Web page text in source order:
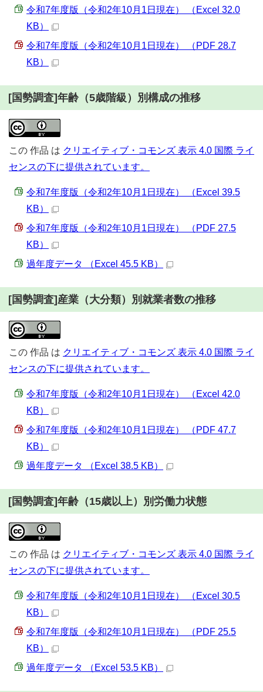
令和7年度版（令和2年10月1日現在） （Excel 32.0
KB）
令和7年度版（令和2年10月1日現在） （PDF 28.7
KB）
[国勢調査]年齢（5歳階級）別構成の推移
この 作品 は クリエイティブ・コモンズ 表示 4.0 国際 ライ
センスの下に提供されています。
令和7年度版（令和2年10月1日現在） （Excel 39.5
KB）
令和7年度版（令和2年10月1日現在） （PDF 27.5
KB）
過年度データ （Excel 45.5 KB）
[国勢調査]産業（大分類）別就業者数の推移
この 作品 は クリエイティブ・コモンズ 表示 4.0 国際 ライ
センスの下に提供されています。
令和7年度版（令和2年10月1日現在） （Excel 42.0
KB）
令和7年度版（令和2年10月1日現在） （PDF 47.7
KB）
過年度データ （Excel 38.5 KB）
[国勢調査]年齢（15歳以上）別労働力状態
この 作品 は クリエイティブ・コモンズ 表示 4.0 国際 ライ
センスの下に提供されています。
令和7年度版（令和2年10月1日現在） （Excel 30.5
KB）
令和7年度版（令和2年10月1日現在） （PDF 25.5
KB）
過年度データ （Excel 53.5 KB）